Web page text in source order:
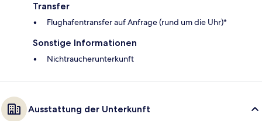
Transfer
Flughafentransfer auf Anfrage (rund um die Uhr)*
Sonstige Informationen
Nichtraucherunterkunft
Ausstattung der Unterkunft